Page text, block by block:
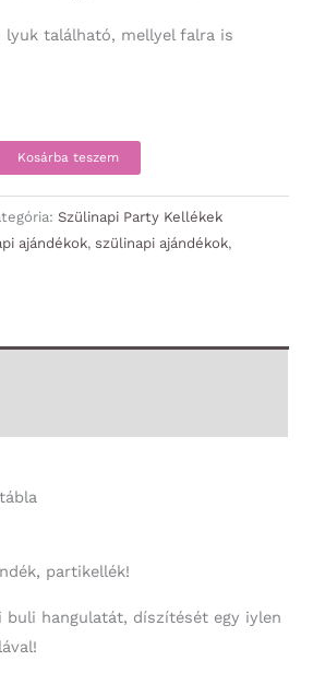
lyuk található, mellyel falra is
Kosárba teszem
Szülinapi Party Kellékek
ajándékok,szülinapi ajándékok,
partikellék!
buli hangulatát, díszítését egy iylen